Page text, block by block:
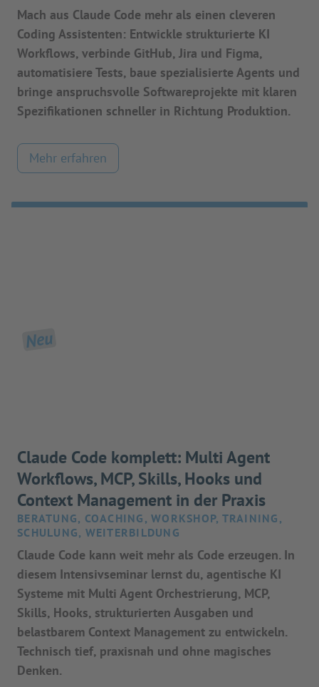
Mach aus Claude Code mehr als einen cleveren
Coding Assistenten: Entwickle strukturierte KI
Workflows, verbinde GitHub, Jira und Figma,
automatisiere Tests, baue spezialisierte Agents und
bringe anspruchsvolle Softwareprojekte mit klaren
Spezifikationen schneller in Richtung Produktion.
Mehr erfahren
Neu
Claude Code komplett: Multi Agent
Workflows, MCP, Skills, Hooks und
Context Management in der Praxis
BERATUNG, COACHING, WORKSHOP, TRAINING,
SCHULUNG, WEITERBILDUNG
Claude Code kann weit mehr als Code erzeugen. In
diesem Intensivseminar lernst du, agentische KI
Systeme mit Multi Agent Orchestrierung, MCP,
Skills, Hooks, strukturierten Ausgaben und
belastbarem Context Management zu entwickeln.
Technisch tief, praxisnah und ohne magisches
Denken.